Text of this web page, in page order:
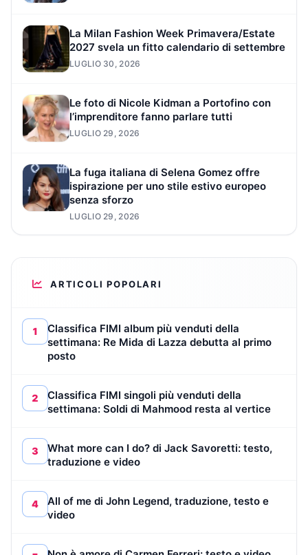
La Milan Fashion Week Primavera/Estate
2027 svela un fitto calendario di settembre
LUGLIO 30, 2026
Le foto di Nicole Kidman a Portofino con
l’imprenditore fanno parlare tutti
LUGLIO 29, 2026
La fuga italiana di Selena Gomez offre
ispirazione per uno stile estivo europeo
senza sforzo
LUGLIO 29, 2026
ARTICOLI POPOLARI
1
Classifica FIMI album più venduti della
settimana: Re Mida di Lazza debutta al primo
posto
2
Classifica FIMI singoli più venduti della
settimana: Soldi di Mahmood resta al vertice
3
What more can I do? di Jack Savoretti: testo,
traduzione e video
4
All of me di John Legend, traduzione, testo e
video